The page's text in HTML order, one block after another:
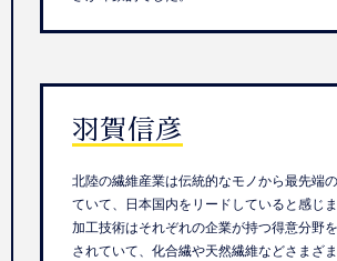
羽賀信彦
北陸の繊維産業は伝統的なモノから最先端
ていて、日本国内をリードしていると感じま
加工技術はそれぞれの企業が持つ得意分野
されていて、化合繊や天然繊維などさまざ